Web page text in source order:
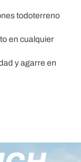
todoterreno
en cualquier
y agarre en